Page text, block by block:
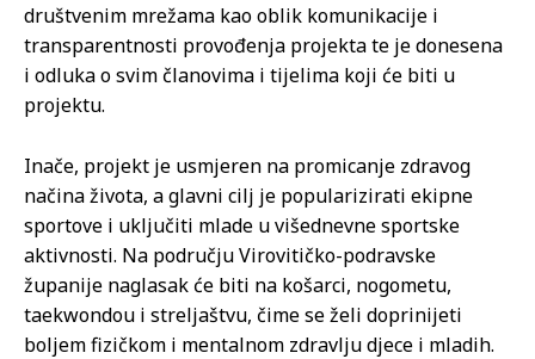
društvenim mrežama kao oblik komunikacije i
transparentnosti provođenja projekta te je donesena
i odluka o svim članovima i tijelima koji će biti u
projektu.
Inače, projekt je usmjeren na promicanje zdravog
načina života, a glavni cilj je popularizirati ekipne
sportove i uključiti mlade u višednevne sportske
aktivnosti. Na području Virovitičko-podravske
županije naglasak će biti na košarci, nogometu,
taekwondou i streljaštvu, čime se želi doprinijeti
boljem fizičkom i mentalnom zdravlju djece i mladih.